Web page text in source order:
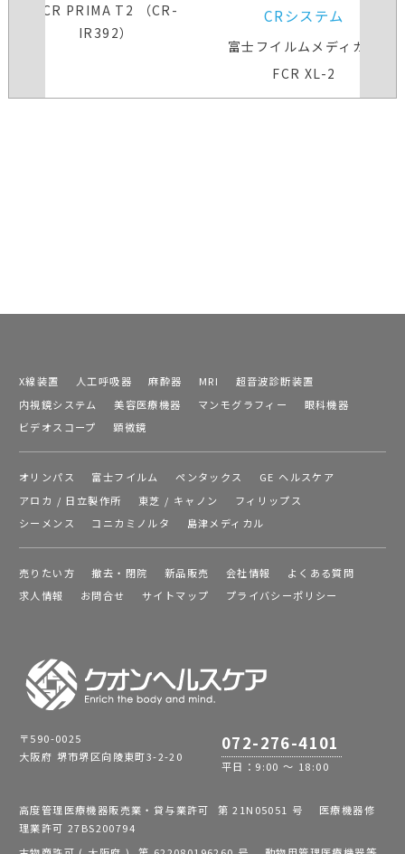
FCR PRIMA T2 （CR-
IR392）
CRシステム
富士フイルムメディカル
FCR XL-2
X線装置 人工呼吸器 麻酔器 MRI
超音波診断装置
内視鏡システム
美容医療機器 マンモグラフィー
眼科機器
ビデオスコープ
顕微鏡
オリンパス 富士フイルム ペンタックス
GE ヘルスケア
アロカ / 日立製作所
東芝 / キャノン
フィリップス
シーメンス
コニカミノルタ 島津メディカル
売りたい方 撤去・閉院 新品販売 会社情報
よくある質問
求人情報
お問合せ サイトマップ プライバシーポリシー
〒590-0025
大阪府 堺市堺区向陵東町3-2-20
072-276-4101
平日：9:00 ～ 18:00
高度管理医療機器販売業・貸与業許可 第 21N05051 号 医療機器修
理業許可 27BS200794